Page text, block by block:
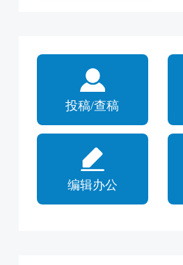
投稿/查稿
编辑办公